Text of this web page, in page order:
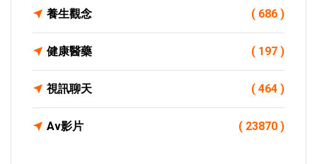
養生觀念 ( 686 )
健康醫藥 ( 197 )
視訊聊天 ( 464 )
Av影片 ( 23870 )